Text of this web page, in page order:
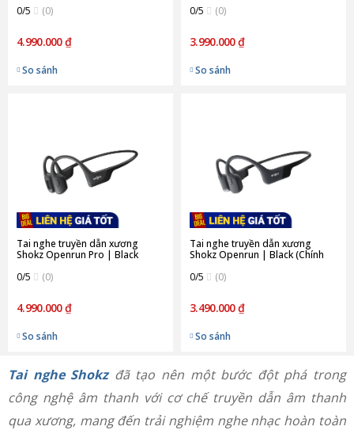
0/5
(0)
4.990.000 ₫
So sánh
0/5
(0)
3.990.000 ₫
So sánh
Tai nghe truyền dẫn xương
Shokz Openrun Pro | Black
0/5
(0)
4.990.000 ₫
So sánh
Tai nghe truyền dẫn xương
Shokz Openrun | Black (Chính
0/5
(0)
3.490.000 ₫
So sánh
Tai nghe Shokzđã tạo nên một bước đột phá trong
công nghệ âm thanh với cơ chế truyền dẫn âm thanh
qua xương, mang đến trải nghiệm nghe nhạc hoàn toàn